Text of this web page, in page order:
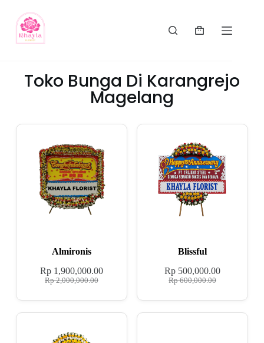
Toko Bunga Di Karangrejo
Magelang
Almironis
Rp2,000,000.00
Rp1,900,000.00
Blissful
Rp600,000.00
Rp 500,000.00